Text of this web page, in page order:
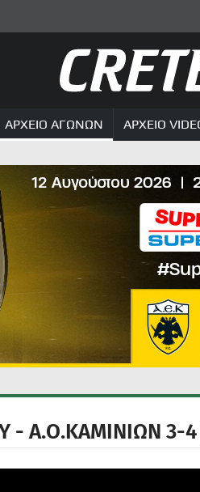
ΑΡΧΕΙΟ ΑΓΩΝΩΝ ΑΡΧΕΙΟ
- Α.Ο.ΚΑΜΙΝΙΩΝ 3-4